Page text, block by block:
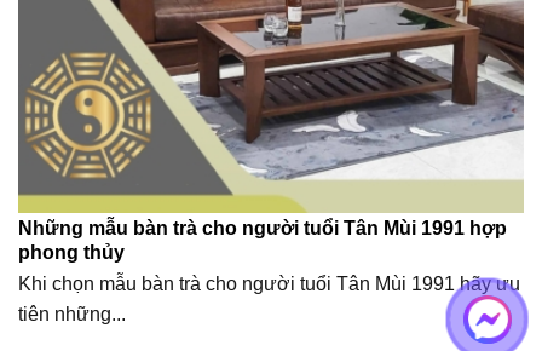
Những mẫu bàn trà cho người tuổi Tân Mùi 1991 hợp
phong thủy
Khi chọn mẫu bàn trà cho người tuổi Tân Mùi 1991 hãy ưu
tiên những...